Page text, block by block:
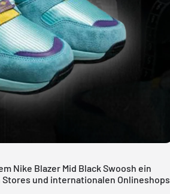
Nike Blazer Mid Black Swoosh ein
und internationalen Onlineshops